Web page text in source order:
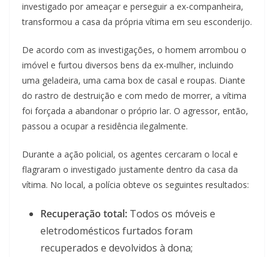
investigado por ameaçar e perseguir a ex-companheira,
transformou a casa da própria vítima em seu esconderijo.
De acordo com as investigações, o homem arrombou o
imóvel e furtou diversos bens da ex-mulher, incluindo
uma geladeira, uma cama box de casal e roupas. Diante
do rastro de destruição e com medo de morrer, a vítima
foi forçada a abandonar o próprio lar. O agressor, então,
passou a ocupar a residência ilegalmente.
Durante a ação policial, os agentes cercaram o local e
flagraram o investigado justamente dentro da casa da
vítima. No local, a polícia obteve os seguintes resultados:
Recuperação total: Todos os móveis e
eletrodomésticos furtados foram
recuperados e devolvidos à dona;